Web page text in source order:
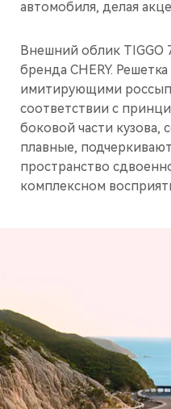
автомобиля, делая
Внешний облик TIGGO
бренда CHERY.
имитирующими
соответствии с
боковой части
плавные,
пространство
комплексном